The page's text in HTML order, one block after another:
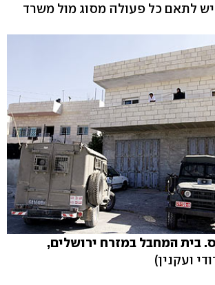
יש לתאם כל פעולה מסוג מול משרד
בית המחבל במזרח ירושלים,
ועקנין)